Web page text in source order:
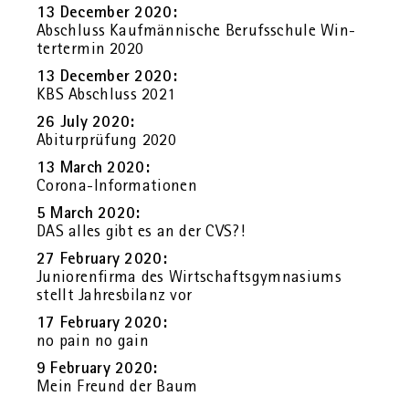
13 Decem­ber 2020:
Ab­schluss Kauf­män­ni­sche Be­rufs­schu­le Win­
ter­ter­min 2020
13 Decem­ber 2020:
KBS Ab­schluss 2021
26 July 2020:
Ab­itur­prü­fung 2020
13 March 2020:
Co­ro­na-In­for­ma­tio­nen
5 March 2020:
DAS alles gibt es an der CVS?!
27 Fe­bru­ary 2020:
Ju­nio­ren­fir­ma des Wirt­schafts­gym­na­si­ums
stellt Jah­res­bi­lanz vor
17 Fe­bru­ary 2020:
no pain no gain
9 Fe­bru­ary 2020:
Mein Freund der Baum